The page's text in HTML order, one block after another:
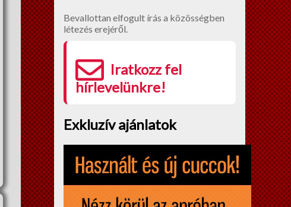
Bevallottan elfogult írás a közösségben
létezés erejéről.
Iratkozz fel
hírlevelünkre!
Exkluzív ajánlatok